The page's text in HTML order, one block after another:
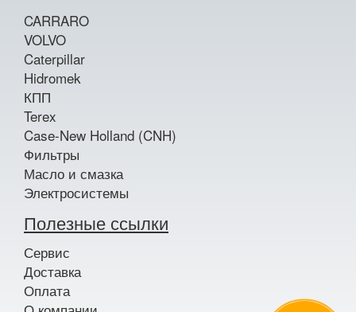
CARRARO
VOLVO
Caterpillar
Hidromek
КПП
Terex
Case-New Holland (CNH)
Фильтры
Масло и смазка
Электросистемы
Полезные ссылки
Сервис
Доставка
Оплата